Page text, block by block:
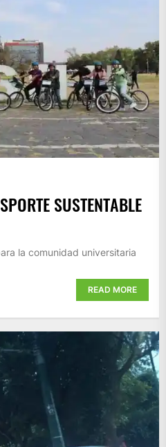
SUSTENTABLE
la comunidad universitaria
READ MORE